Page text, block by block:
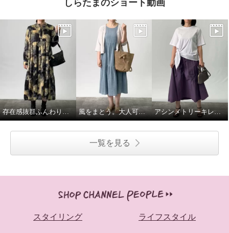
しらたまのショート動画
存在感抜群ふんわりモードなワンピース 風をまとう。大人可愛い夏ワンピース
一覧を見る
スタイリング ライフスタイル